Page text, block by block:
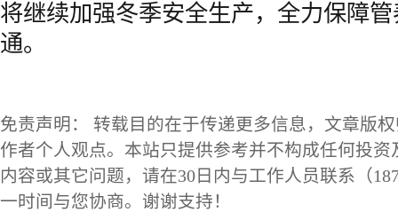
将继续加强冬季安全生产，全力保障
通。
免责声明： 转载目的在于传递更多信息，文章版
作者个人观点。本站只提供参考并不构成任何投
内容或其它问题，请在30日内与工作人员联系（
一时间与您协商。谢谢支持！